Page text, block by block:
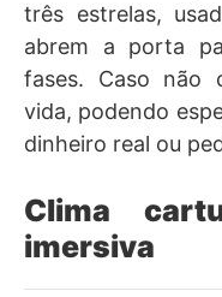
três estrelas,
abrem a porta
fases. Caso não
vida, podendo
dinheiro real ou
Clima
imersiva